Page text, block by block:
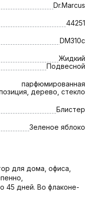
Dr.Marcus
44251
DM310c
Жидкий
Подвесной
парфюмированная
дерево, стекло
Блистер
Зеленое яблоко
для дома, офиса,
45 дней. Во флаконе-